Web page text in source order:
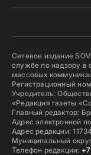
Сетевое издание
службе по надзору в
массовых
Регистрационный
Учредитель:
«Редакция газеты
Главный редактор:
Адрес электронной
Адрес редакции:
Муниципальный
Телефон редакции: